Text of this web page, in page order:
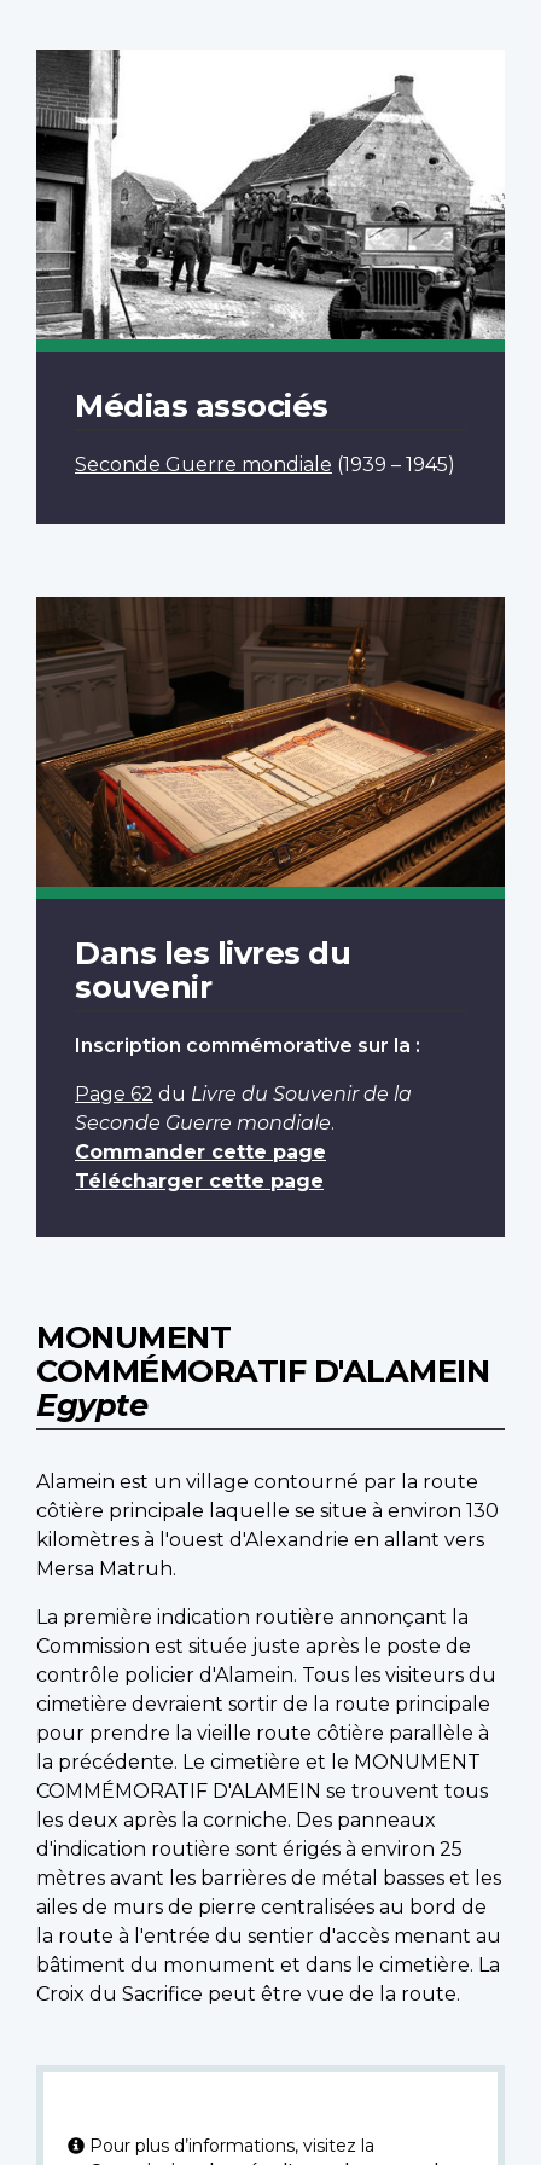
Médias associés
Seconde Guerre mondiale (1939 – 1945)
Dans les livres du
souvenir
Inscription commémorative sur la :
Page 62 du Livre du Souvenir de la
Seconde Guerre mondiale.
Commander cette page
Télécharger cette page
MONUMENT
COMMÉMORATIF D'ALAMEIN
Egypte
Alamein est un village contourné par la route
côtière principale laquelle se situe à environ 130
kilomètres à l'ouest d'Alexandrie en allant vers
Mersa Matruh.
La première indication routière annonçant la
Commission est située juste après le poste de
contrôle policier d'Alamein. Tous les visiteurs du
cimetière devraient sortir de la route principale
pour prendre la vieille route côtière parallèle à
la précédente. Le cimetière et le MONUMENT
COMMÉMORATIF D'ALAMEIN se trouvent tous
les deux après la corniche. Des panneaux
d'indication routière sont érigés à environ 25
mètres avant les barrières de métal basses et les
ailes de murs de pierre centralisées au bord de
la route à l'entrée du sentier d'accès menant au
bâtiment du monument et dans le cimetière. La
Croix du Sacrifice peut être vue de la route.
Pour plus d’informations, visitez la